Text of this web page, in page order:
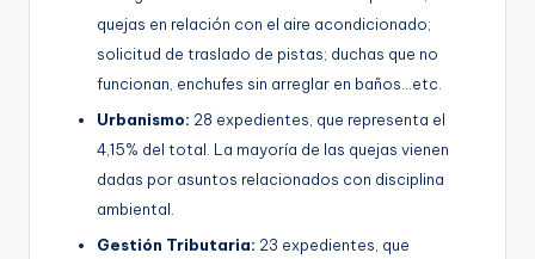
quejas en relación con el aire acondicionado;
solicitud de traslado de pistas; duchas que no
funcionan, enchufes sin arreglar en baños…etc.
Urbanismo: 28 expedientes, que representa el
4,15% del total. La mayoría de las quejas vienen
dadas por asuntos relacionados con disciplina
ambiental.
Gestión Tributaria: 23 expedientes, que